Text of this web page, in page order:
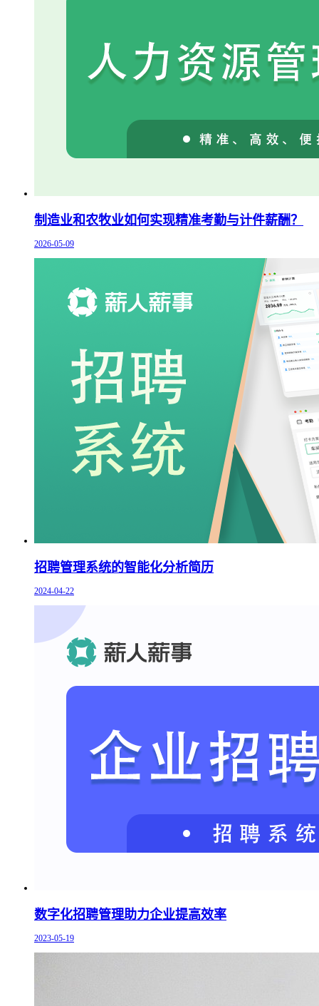
制造业和农牧业如何实现精准考勤与计件薪酬？
2026-05-09
招聘管理系统的智能化分析简历
2024-04-22
数字化招聘管理助力企业提高效率
2023-05-19